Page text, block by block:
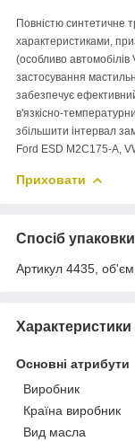
Повністю синтетичне
характеристиками,
(особливо автомобілів
застосування
забезпечує ефективний
в'язкісно-
збільшити інтервал
Ford ESD M2C175-A,
Приховати
Спосіб упаковки
Артикул 4435,
Характеристики
Основні атрибути
Виробник
Країна виробник
Вид масла